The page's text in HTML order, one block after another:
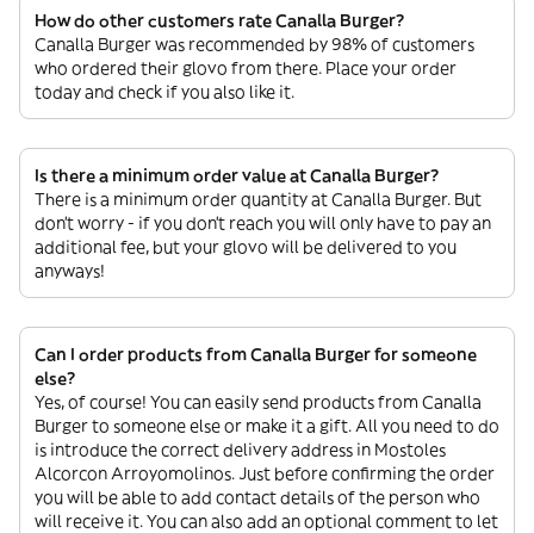
How do other customers rate Canalla Burger?
Canalla Burger was recommended by 98% of customers
who ordered their glovo from there. Place your order
today and check if you also like it.
Is there a minimum order value at Canalla Burger?
There is a minimum order quantity at Canalla Burger. But
don’t worry - if you don’t reach you will only have to pay an
additional fee, but your glovo will be delivered to you
anyways!
Can I order products from Canalla Burger for someone
else?
Yes, of course! You can easily send products from Canalla
Burger to someone else or make it a gift. All you need to do
is introduce the correct delivery address in Mostoles
Alcorcon Arroyomolinos. Just before confirming the order
you will be able to add contact details of the person who
will receive it. You can also add an optional comment to let